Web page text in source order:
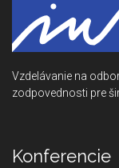
Vzdelávanie na
zodpovednosti pre
Konferencie